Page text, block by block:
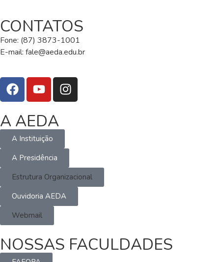
CONTATOS
Fone: (87) 3873-1001
E-mail: fale@aeda.edu.br
A AEDA
A Instituição
A Presidência
Estrutura Organizacional
Ouvidoria AEDA
Webmail
NOSSAS FACULDADES